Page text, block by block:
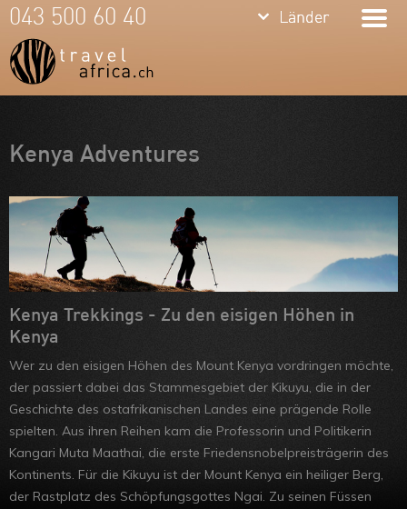
Team
Über uns
Feedbacks
Kontakt
ARVB
keyboard_arrow_down Länder
Simbabwe
Mosambik
Tansania &
Malawi
Ruanda
Uganda
Äthiopien
keyboard_arrow_down Länder
043 500 60 40
Kenya Adventures
Kenya Trekkings - Zu den eisigen Höhen in
Kenya
Wer zu den eisigen Höhen des Mount Kenya vordringen möchte,
der passiert dabei das Stammesgebiet der Kikuyu, die in der
Geschichte des ostafrikanischen Landes eine prägende Rolle
spielten. Aus ihren Reihen kam die Professorin und Politikerin
Kangari Muta Maathai, die erste Friedensnobelpreisträgerin des
Kontinents. Für die Kikuyu ist der Mount Kenya ein heiliger Berg,
der Rastplatz des Schöpfungsgottes Ngai. Zu seinen Füssen